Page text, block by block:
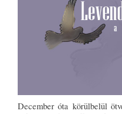
December óta körülbelül